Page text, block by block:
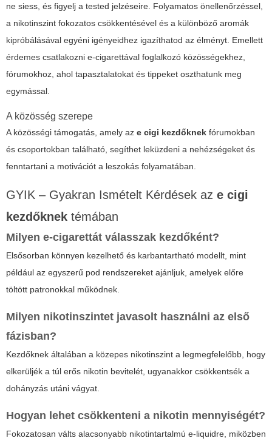
ne siess, és figyelj a tested jelzéseire. Folyamatos önellenőrzéssel,
a nikotinszint fokozatos csökkentésével és a különböző aromák
kipróbálásával egyéni igényeidhez igazíthatod az élményt. Emellett
érdemes csatlakozni e-cigarettával foglalkozó közösségekhez,
fórumokhoz, ahol tapasztalatokat és tippeket oszthatunk meg
egymással.
A közösség szerepe
A közösségi támogatás, amely az e cigi kezdőknek fórumokban
és csoportokban található, segíthet leküzdeni a nehézségeket és
fenntartani a motivációt a leszokás folyamatában.
GYIK – Gyakran Ismételt Kérdések az e cigi
kezdőknek témában
Milyen e-cigarettát válasszak kezdőként?
Elsősorban könnyen kezelhető és karbantartható modellt, mint
például az egyszerű pod rendszereket ajánljuk, amelyek előre
töltött patronokkal működnek.
Milyen nikotinszintet javasolt használni az első
fázisban?
Kezdőknek általában a közepes nikotinszint a legmegfelelőbb, hogy
elkerüljék a túl erős nikotin bevitelét, ugyanakkor csökkentsék a
dohányzás utáni vágyat.
Hogyan lehet csökkenteni a nikotin mennyiségét?
Fokozatosan válts alacsonyabb nikotintartalmú e-liquidre, miközben